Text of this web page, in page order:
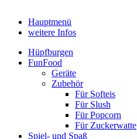
Hauptmenü
weitere Infos
Hüpfburgen
FunFood
Geräte
Zubehör
Für Softeis
Für Slush
Für Popcorn
Für Zuckerwatte
Spiel- und Spaß